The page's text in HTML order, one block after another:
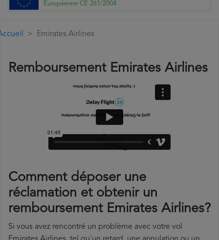
Européenne CE 261/2004
Emirates Airlines
Remboursement Emirates Airlines
Comment déposer une
réclamation et obtenir un
remboursement Emirates Airlines?
Si vous avez rencontré un problème avec votre vol